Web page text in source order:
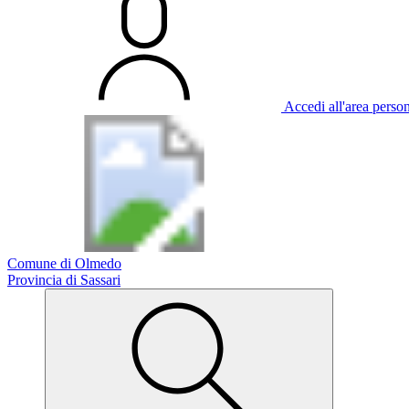
Accedi all'area
Comune di Olmedo
Provincia di Sassari